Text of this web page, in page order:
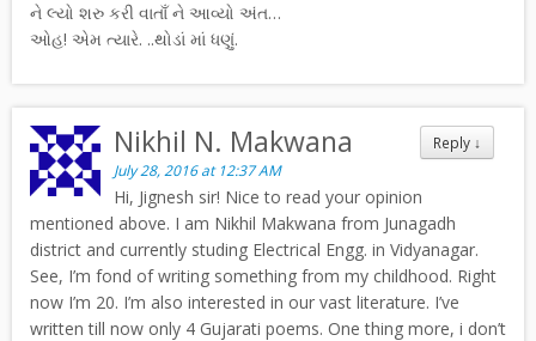
ને લ્યો શરુ કરી વાતાઁ ને આવ્યો અંત…
ઓહ! એમ ત્યારે. ..થોડાં માં ધણું.
Reply ↓
Nikhil N. Makwana
July 28, 2016 at 12:37 AM
Hi, Jignesh sir! Nice to read your opinion
mentioned above. I am Nikhil Makwana from Junagadh
district and currently studing Electrical Engg. in Vidyanagar.
See, I’m fond of writing something from my childhood. Right
now I’m 20. I’m also interested in our vast literature. I’ve
written till now only 4 Gujarati poems. One thing more, i don’t